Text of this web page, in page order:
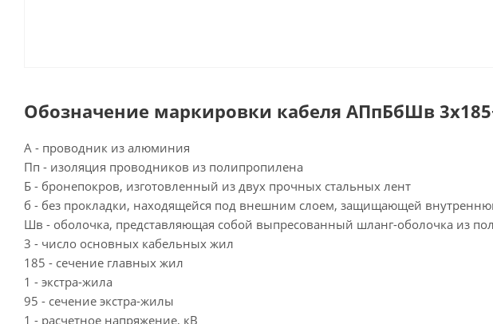
Обозначение маркировки кабеля АПпБбШв
А - проводник из алюминия
Пп - изоляция проводников из полипропилена
Б - бронепокров, изготовленный из двух прочных стальных лент
б - без прокладки, находящейся под внешним слоем, защищающей
Шв - оболочка, представляющая собой выпресованный шланг-оболочка из
3 - число основных кабельных жил
185 - сечение главных жил
1 - экстра-жила
95 - сечение экстра-жилы
1 - расчетное напряжение, кВ